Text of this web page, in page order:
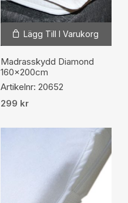
Lägg Till I Varukorg
Madrasskydd Diamond
160x200cm
Artikelnr: 20652
299 kr